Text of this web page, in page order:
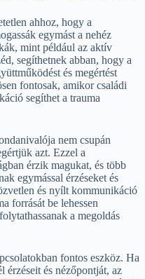
ahhoz, hogy a
egymást a nehéz
mint például az aktív
segíthetnek abban, hogy a
és megértést
fontosak, amikor családi
segíthet a trauma
nem csupán
azt. Ezzel a
érzik magukat, és több
egymással érzéseket és
és nyílt kommunikáció
forrását be lehessen
a megoldás
fontos eszköz. Ha
érzéseit és nézőpontját, az